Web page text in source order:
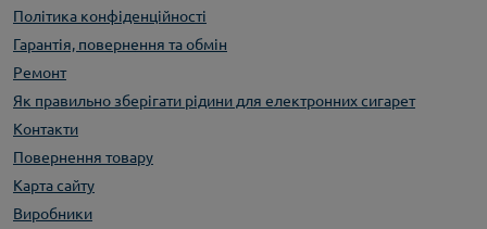
Політика конфіденційності
Гарантія, повернення та обмін
Ремонт
Як правильно зберігати рідини для електронних сигарет
Контакти
Повернення товару
Карта сайту
Виробники